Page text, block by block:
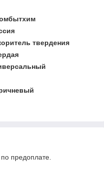
твердения
предоплате.